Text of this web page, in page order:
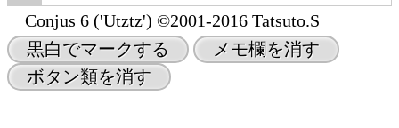
Conjus 6 ('Utztz') ©2001-2016 Tatsuto.S
黒白でマークする
メモ欄を消す
ボタン類を消す